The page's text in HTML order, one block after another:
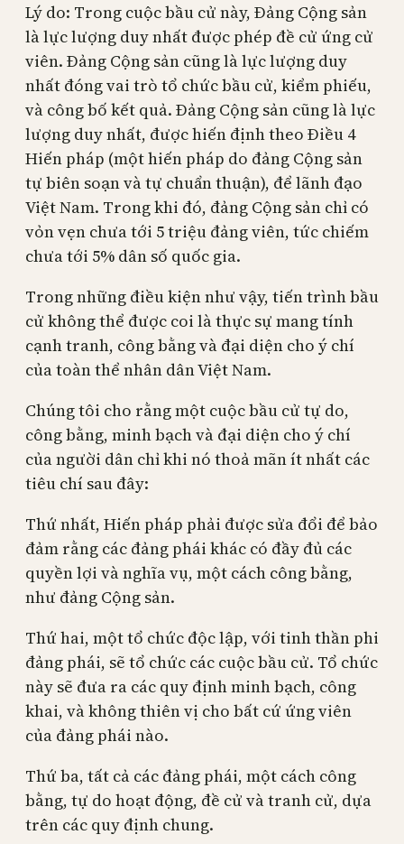
Lý do: Trong cuộc bầu cử này, Đảng Cộng sản
là lực lượng duy nhất được phép đề cử ứng cử
viên. Đảng Cộng sản cũng là lực lượng duy
nhất đóng vai trò tổ chức bầu cử, kiểm phiếu,
và công bố kết quả. Đảng Cộng sản cũng là lực
lượng duy nhất, được hiến định theo Điều 4
Hiến pháp (một hiến pháp do đảng Cộng sản
tự biên soạn và tự chuẩn thuận), để lãnh đạo
Việt Nam. Trong khi đó, đảng Cộng sản chỉ có
vỏn vẹn chưa tới 5 triệu đảng viên, tức chiếm
chưa tới 5% dân số quốc gia.
Trong những điều kiện như vậy, tiến trình bầu
cử không thể được coi là thực sự mang tính
cạnh tranh, công bằng và đại diện cho ý chí
của toàn thể nhân dân Việt Nam.
Chúng tôi cho rằng một cuộc bầu cử tự do,
công bằng, minh bạch và đại diện cho ý chí
của người dân chỉ khi nó thoả mãn ít nhất các
tiêu chí sau đây:
Thứ nhất, Hiến pháp phải được sửa đổi để bảo
đảm rằng các đảng phái khác có đầy đủ các
quyền lợi và nghĩa vụ, một cách công bằng,
như đảng Cộng sản.
Thứ hai, một tổ chức độc lập, với tinh thần phi
đảng phái, sẽ tổ chức các cuộc bầu cử. Tổ chức
này sẽ đưa ra các quy định minh bạch, công
khai, và không thiên vị cho bất cứ ứng viên
của đảng phái nào.
Thứ ba, tất cả các đảng phái, một cách công
bằng, tự do hoạt động, đề cử và tranh cử, dựa
trên các quy định chung.